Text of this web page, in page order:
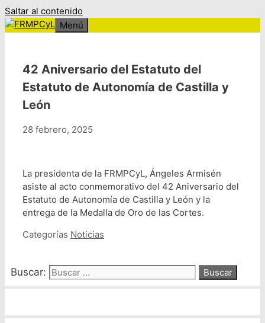
Saltar al contenido
Menú
42 Aniversario del Estatuto del
Estatuto de Autonomía de Castilla y
León
28 febrero, 2025
La presidenta de la FRMPCyL, Ángeles Armisén
asiste al acto conmemorativo del 42 Aniversario del
Estatuto de Autonomía de Castilla y León y la
entrega de la Medalla de Oro de las Cortes.
Categorías Noticias
Buscar: